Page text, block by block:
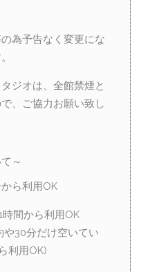
為予告なく変更にな
ジオは、全館禁煙と
、ご協力お願い致し
～
から利用OK
時間から利用OK
や30分だけ空いてい
利用OK)